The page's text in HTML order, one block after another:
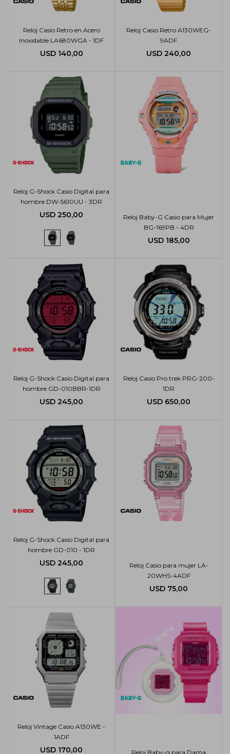
Reloj Casio Retro en Acero
Inoxidable LA680WGA - 1DF
USD 140,00
Reloj Casio Retro A130WEG-
9ADF
USD 240,00
Reloj G-Shock Casio Digital para
hombre DW-5610UU - 3DR
USD 250,00
Reloj Baby-G Casio para Mujer
BG-169PB - 4DR
USD 185,00
Reloj G-Shock Casio Digital para
hombre GD-010BBR-1DR
USD 245,00
Reloj Casio Pro trek PRG-200-
1DR
USD 650,00
Reloj G-Shock Casio Digital para
hombre GD-010 - 1DR
USD 245,00
Reloj Casio para mujer LA-
20WHS-4ADF
USD 75,00
Reloj Vintage Casio A130WE -
1ADF
USD 170,00
Reloj Baby-g para Dama